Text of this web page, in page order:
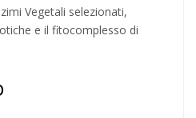
Vegetali selezionati,
e il fitocomplesso di